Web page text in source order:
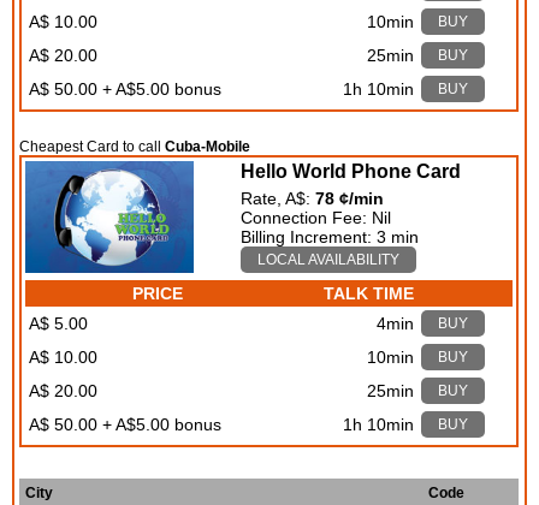
A$ 10.00 10min BUY
A$ 20.00 25min BUY
A$ 50.00 + A$5.00 bonus 1h 10min BUY
Cheapest Card to callCuba-Mobile
Hello World Phone Card
Rate, A$:78 ¢/min
Connection Fee: Nil
Billing Increment: 3 min
LOCAL AVAILABILITY
PRICE
TALK TIME
A$ 5.00
4min BUY
A$ 10.00 10min BUY
A$ 20.00 25min BUY
A$ 50.00 + A$5.00 bonus 1h 10min BUY
City
Code